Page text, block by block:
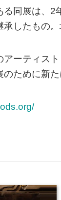
る同展は、2
承したもの
アーティス
ために新